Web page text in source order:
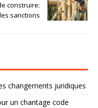
construire:
sanctions
changements juridiques
un chantage code